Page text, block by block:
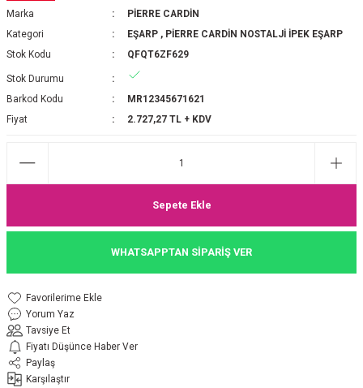
2025-2026 SONBAHAR KIŞ
JAKAR EŞARP
PAMUK EŞARP
İPEK EŞARP
ŞAL
MEDİNE İPEĞİ ŞAL
ŞAL
Marka
PİERRE CARDİN
Kategori
EŞARP , PİERRE CARDİN NOSTALJİ İPEK EŞARP
Stok Kodu
QFQT6ZF629
Stok Durumu
Barkod Kodu
MR12345671621
Fiyat
2.727,27 TL + KDV
Sepete Ekle
WHATSAPPTAN SİPARİŞ VER
Yorum Yaz
Tavsiye Et
Fiyatı Düşünce Haber Ver
Paylaş
Karşılaştır